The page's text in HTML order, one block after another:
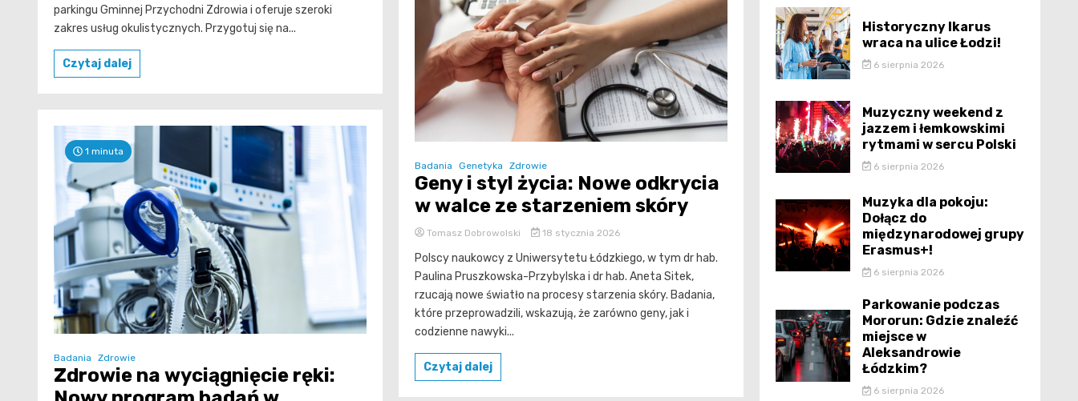
parkingu Gminnej Przychodni Zdrowia i oferuje szeroki
zakres usług okulistycznych. Przygotuj się na...
Czytaj dalej
1 minuta
Badania Zdrowie
Zdrowie na wyciągnięcie ręki:
Badania Genetyka Zdrowie
Geny i styl życia: Nowe odkrycia
w walce ze starzeniem skóry
Tomasz Dobrowolski 18 stycznia 2026
Polscy naukowcy z Uniwersytetu Łódzkiego, w tym dr hab.
Paulina Pruszkowska-Przybylska i dr hab. Aneta Sitek,
rzucają nowe światło na procesy starzenia skóry. Badania,
które przeprowadzili, wskazują, że zarówno geny, jak i
codzienne nawyki...
Czytaj dalej
Historyczny Ikarus
wraca na ulice Łodzi!
6 sierpnia 2026
Muzyczny weekend z
jazzem i łemkowskimi
rytmami w sercu Polski
6 sierpnia 2026
Muzyka dla pokoju:
Dołącz do
międzynarodowej grupy
Erasmus+!
6 sierpnia 2026
Parkowanie podczas
Mororun: Gdzie znaleźć
miejsce w
Aleksandrowie
Łódzkim?
6 sierpnia 2026